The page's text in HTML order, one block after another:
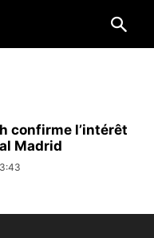
confirme l’intérêt
Madrid